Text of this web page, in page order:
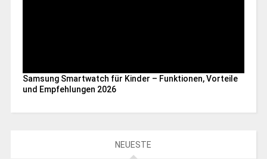
Samsung Smartwatch für Kinder – Funktionen, Vorteile
und Empfehlungen 2026
NEUESTE